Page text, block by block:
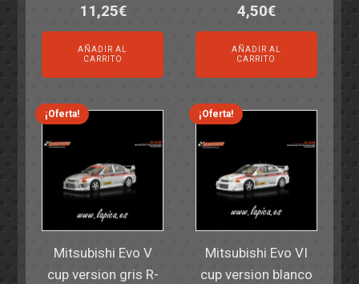
El
precio
original
era:
14,30€.
11,25€El
precio
actual
es:
11,25€.
AÑADIR AL
CARRITO
El
precio
original
era:
6,00€.
4,50€El
precio
actual
es:
4,50€.
AÑADIR AL
CARRITO
¡Oferta!
Mitsubishi Evo V
cup version gris R-
¡Oferta!
Mitsubishi Evo VI
cup version blanco